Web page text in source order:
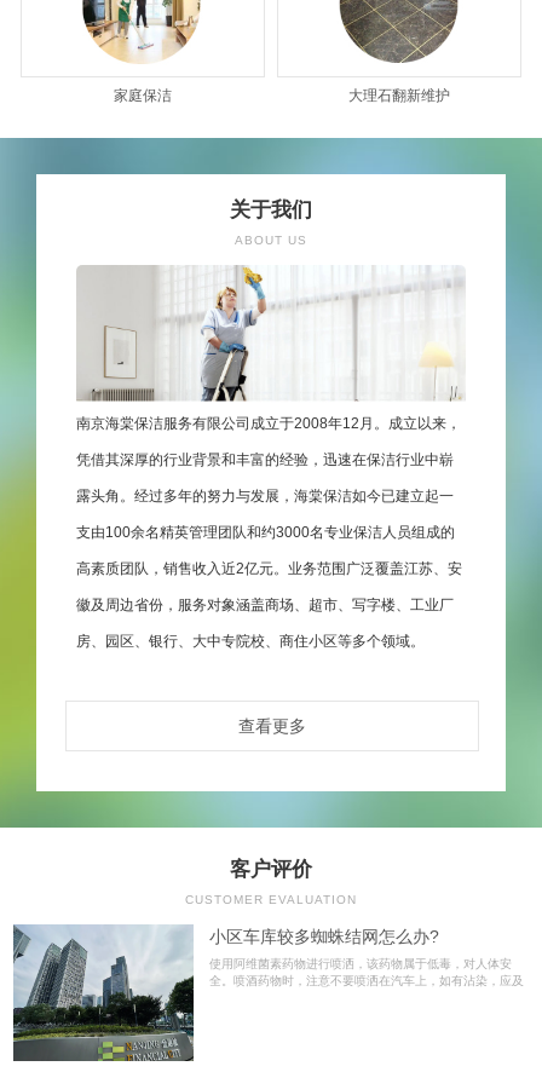
家庭保洁 大理石翻新维护
关于我们
ABOUT US
南京海棠保洁服务有限公司成立于2008年12月。成立以来，
凭借其深厚的行业背景和丰富的经验，迅速在保洁行业中崭
露头角。经过多年的努力与发展，海棠保洁如今已建立起一
支由100余名精英管理团队和约3000名专业保洁人员组成的
高素质团队，销售收入近2亿元。业务范围广泛覆盖江苏、安
徽及周边省份，服务对象涵盖商场、超市、写字楼、工业厂
房、园区、银行、大中专院校、商住小区等多个领域。
查看更多
客户评价
CUSTOMER EVALUATION
小区车库较多蜘蛛结网怎么办?
使用阿维菌素药物进行喷洒，该药物属于低毒，对人体安
全。喷酒药物时，注意不要喷洒在汽车上，如有沾染，应及